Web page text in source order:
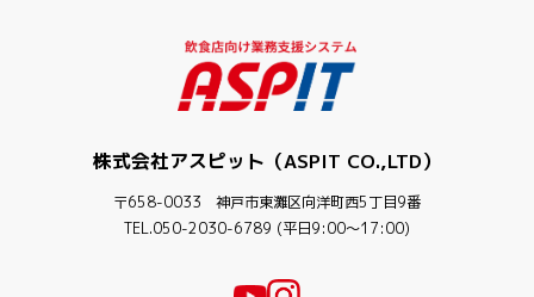
株式会社アスピット（ASPIT CO.,LTD）
〒658-0033 神戸市東灘区向洋町西5丁目9番
TEL.050-2030-6789 (平日9:00〜17:00)